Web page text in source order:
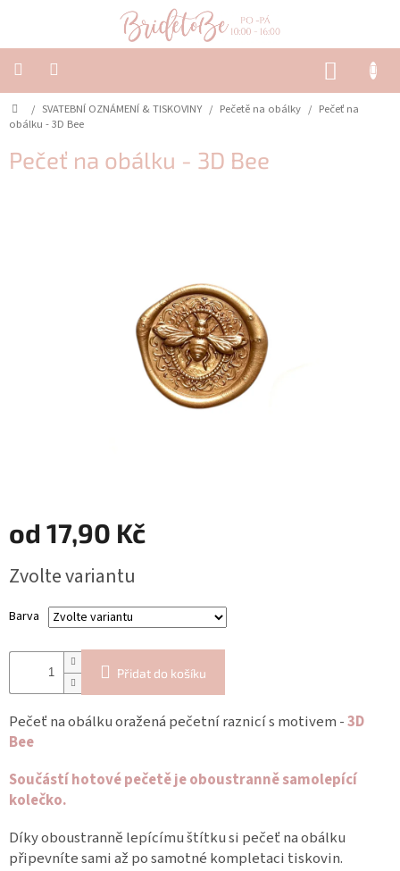
SVATEBNÍ
OZNÁMENÍ
TISKOVINY
Přihlášení
Domů
/ SVATEBNÍ OZNÁMENÍ & TISKOVINY / Pečetě na obálky / Pečeť na
obálku - 3D Bee
Pečeť na obálku - 3D Bee
od 17,90 Kč
cena:
Zvolte variantu
Barva
Přidat do košíku
Pečeť na obálku oražená pečetní raznicí s motivem -3D
Bee
Součástí hotové pečetě je oboustranně samolepící
kolečko.
Díky oboustranně lepícímu štítku si pečeť na obálku
připevníte sami až po samotné kompletaci tiskovin.